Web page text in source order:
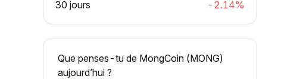
30 jours
-2.14%
Que penses-tu de MongCoin (MONG)
aujourd’hui ?